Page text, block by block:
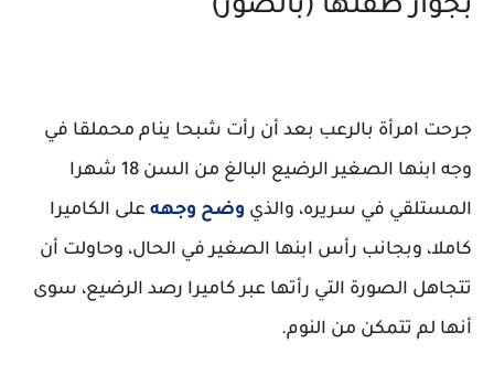
بجوار طفلها (بالصور)
جرحت امرأة بالرعب بعد أن رأت شبحا ينام محملقا في
وجه ابنها الصغير الرضيع البالغ من السن 18 شهرا
المستلقي في سريره، والذي وضح وجهه على الكاميرا
كاملا، وبجانب رأس ابنها الصغير في الحال، وحاولت أن
تتجاهل الصورة التي رأتها عبر كاميرا رصد الرضيع، سوى
أنها لم تتمكن من النوم.